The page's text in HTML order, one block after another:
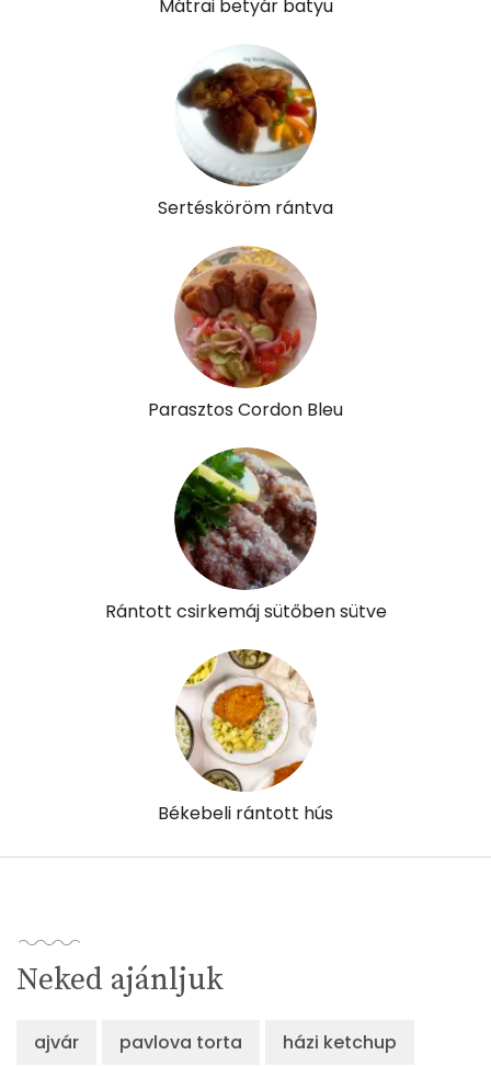
Mátrai betyár batyu
Sertésköröm rántva
Parasztos Cordon Bleu
Rántott csirkemáj sütőben sütve
Békebeli rántott hús
Neked ajánljuk
ajvár pavlova torta házi ketchup